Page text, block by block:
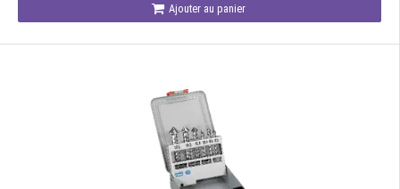
Ajouter au panier